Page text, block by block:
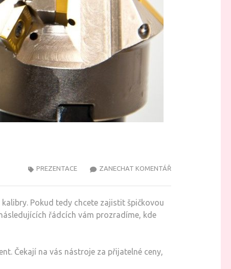
ZANECHAT KOMENTÁŘNA
PREZENTACE
Pokud tedy chcete zajistit špičkovou
řádcích vám prozradíme, kde
Čekají na vás nástroje za přijatelné ceny,